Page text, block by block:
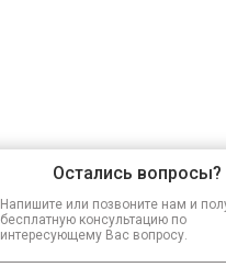
Остались вопросы?
Напишите или позвоните нам и
бесплатную консультацию по
интересующему Вас вопросу.